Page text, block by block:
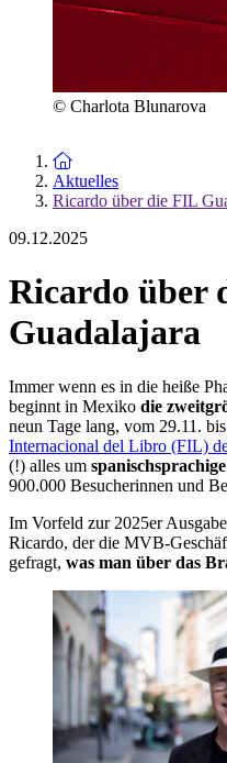
© Charlota Blunarova
Zur Startseite
Aktuelles
Ricardo über die FIL
09.12.2025
Ricardo über
Guadalajara
Immer wenn es in die heiße
beginnt in Mexiko die
neun Tage lang, vom 29.11.
Internacional del Libro (FIL)
(!) alles um
900.000 Besucherinnen und
Im Vorfeld zur 2025er
Ricardo, der die MVB-
gefragt, was man über das